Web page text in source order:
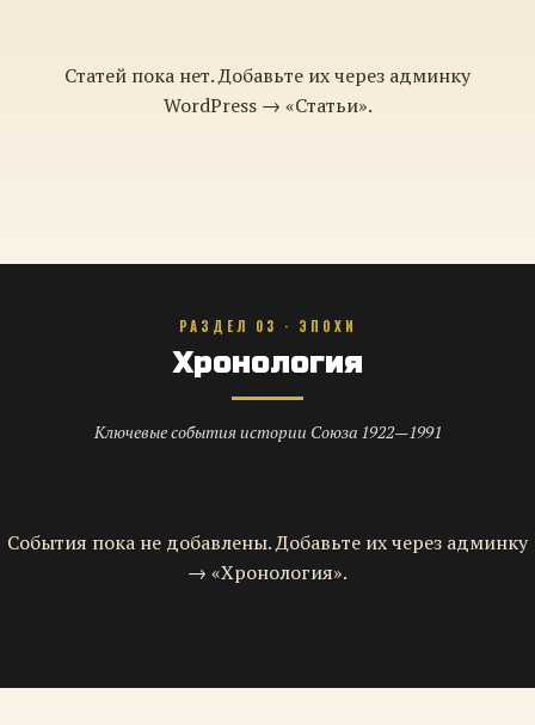
Статей пока нет. Добавьте их через админку
WordPress → «Статьи».
РАЗДЕЛ 03 · ЭПОХИ
Хронология
Ключевые события истории Союза 1922—1991
События пока не добавлены. Добавьте их через админку
→ «Хронология».